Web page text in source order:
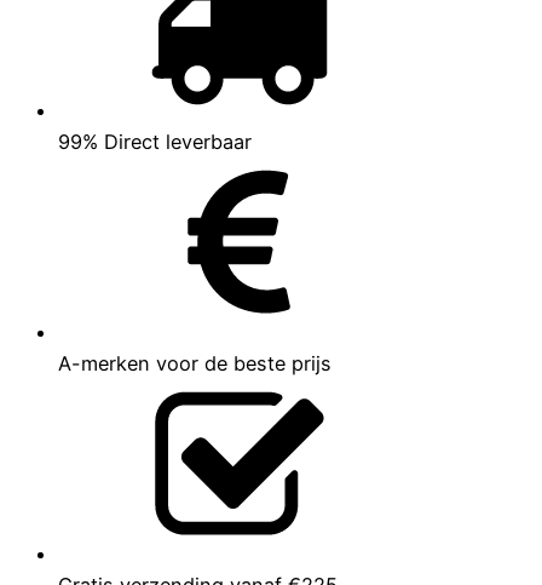
99% Direct leverbaar
A-merken voor de beste prijs